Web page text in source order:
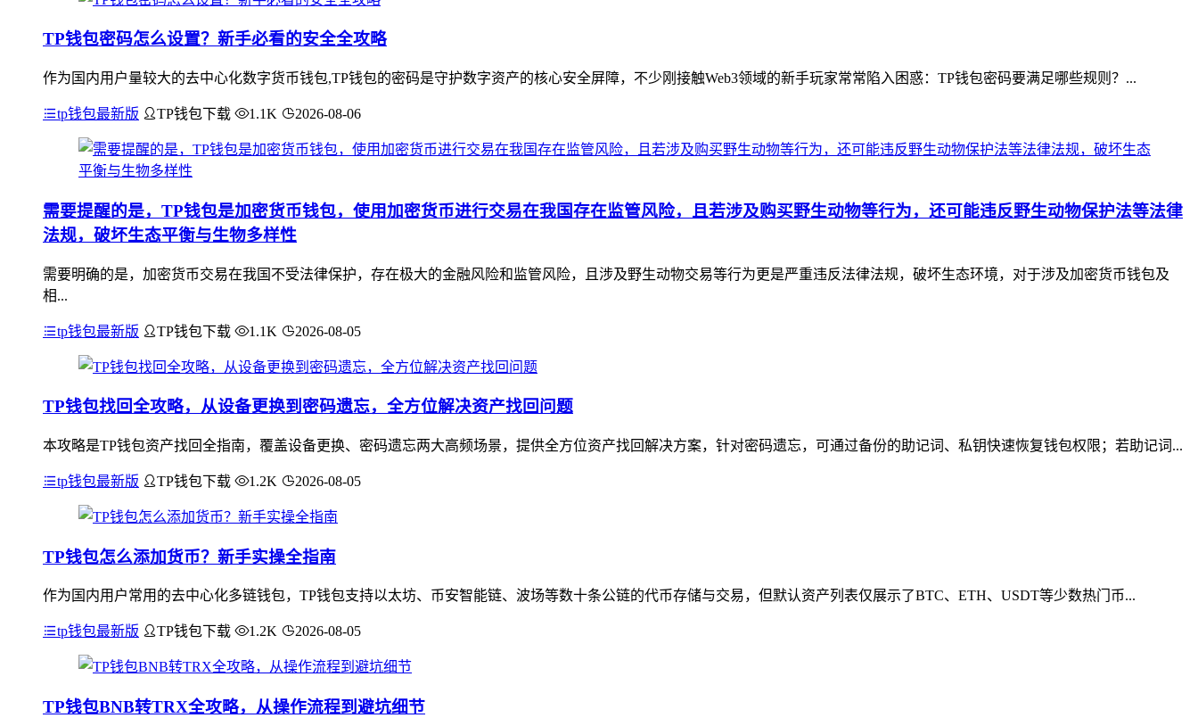
TP钱包密码怎么设置？新手必看的安全全攻略
作为国内用户量较大的去中心化数字货币钱包,TP钱包的密码是守护数字资产的核心安全屏障，不少刚接触Web3领域的新手玩家常常陷入困惑：TP钱包密码要满足哪些规则？...
tp钱包最新版 TP钱包下载 1.1K 2026-08-06
需要提醒的是，TP钱包是加密货币钱包，使用加密货币进行交易在我国存在监管风险，且若涉及购买野生动物等行为，还可能违反野生动物保护法等法律
法规，破坏生态平衡与生物多样性
需要明确的是，加密货币交易在我国不受法律保护，存在极大的金融风险和监管风险，且涉及野生动物交易等行为更是严重违反法律法规，破坏生态环境，对于涉及加密货币钱包及
相...
tp钱包最新版 TP钱包下载 1.1K 2026-08-05
TP钱包找回全攻略，从设备更换到密码遗忘，全方位解决资产找回问题
本攻略是TP钱包资产找回全指南，覆盖设备更换、密码遗忘两大高频场景，提供全方位资产找回解决方案，针对密码遗忘，可通过备份的助记词、私钥快速恢复钱包权限；若助记词...
tp钱包最新版 TP钱包下载 1.2K 2026-08-05
TP钱包怎么添加货币？新手实操全指南
作为国内用户常用的去中心化多链钱包，TP钱包支持以太坊、币安智能链、波场等数十条公链的代币存储与交易，但默认资产列表仅展示了BTC、ETH、USDT等少数热门币...
tp钱包最新版 TP钱包下载 1.2K 2026-08-05
TP钱包BNB转TRX全攻略，从操作流程到避坑细节